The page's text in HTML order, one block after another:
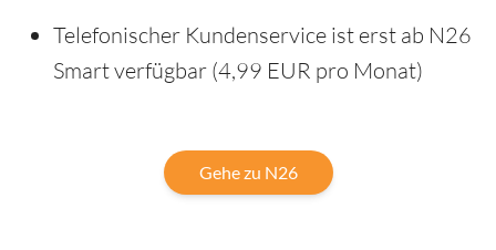
Telefonischer Kundenservice ist erst ab N26
Smart verfügbar (4,99 EUR pro Monat)
Gehe zu N26